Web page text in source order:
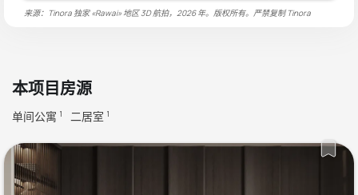
来源：Tinora 独家 «Rawai» 地区 3D 航拍，2026 年。版权所有。严禁复制Tinora
本项目房源
单间公寓 1 二居室 1